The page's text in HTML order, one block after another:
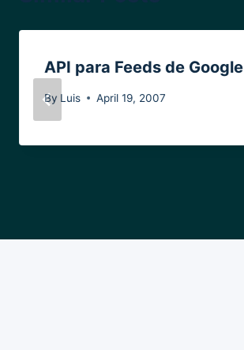
API para Feeds de Google
By Luis April 19, 2007